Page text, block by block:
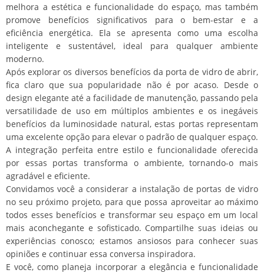
melhora a estética e funcionalidade do espaço, mas também
promove benefícios significativos para o bem-estar e a
eficiência energética. Ela se apresenta como uma escolha
inteligente e sustentável, ideal para qualquer ambiente
moderno.
Após explorar os diversos benefícios da porta de vidro de abrir,
fica claro que sua popularidade não é por acaso. Desde o
design elegante até a facilidade de manutenção, passando pela
versatilidade de uso em múltiplos ambientes e os inegáveis
benefícios da luminosidade natural, estas portas representam
uma excelente opção para elevar o padrão de qualquer espaço.
A integração perfeita entre estilo e funcionalidade oferecida
por essas portas transforma o ambiente, tornando-o mais
agradável e eficiente.
Convidamos você a considerar a instalação de portas de vidro
no seu próximo projeto, para que possa aproveitar ao máximo
todos esses benefícios e transformar seu espaço em um local
mais aconchegante e sofisticado. Compartilhe suas ideias ou
experiências conosco; estamos ansiosos para conhecer suas
opiniões e continuar essa conversa inspiradora.
E você, como planeja incorporar a elegância e funcionalidade